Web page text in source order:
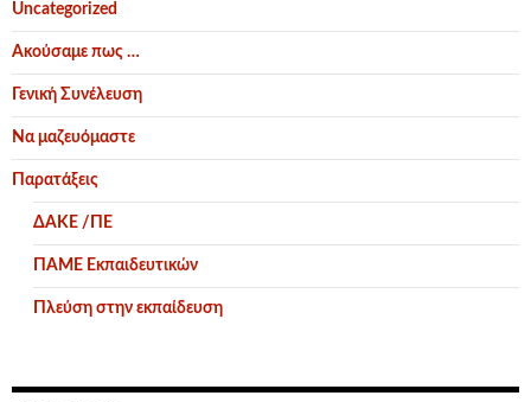
Uncategorized
Ακούσαμε πως …
Γενική Συνέλευση
Να μαζευόμαστε
Παρατάξεις
ΔΑΚΕ /ΠΕ
ΠΑΜΕ Εκπαιδευτικών
Πλεύση στην εκπαίδευση